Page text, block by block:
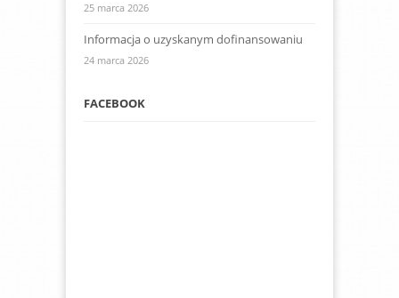
25 marca 2026
Informacja o uzyskanym dofinansowaniu
24 marca 2026
FACEBOOK